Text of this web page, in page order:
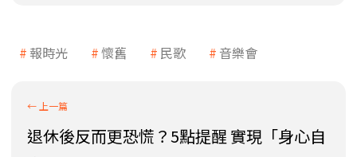
報時光 懷舊 民歌 音樂會
退休後反而更恐慌？5點提醒 實現「身心自